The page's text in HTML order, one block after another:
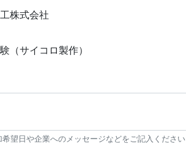
株式会社
（サイコロ製作）
希望日や企業へのメッセージなどをご記入ください